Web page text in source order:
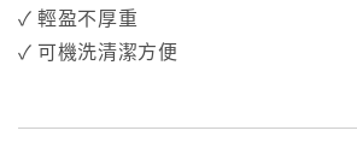
✓ 輕盈不厚重
✓ 可機洗清潔方便